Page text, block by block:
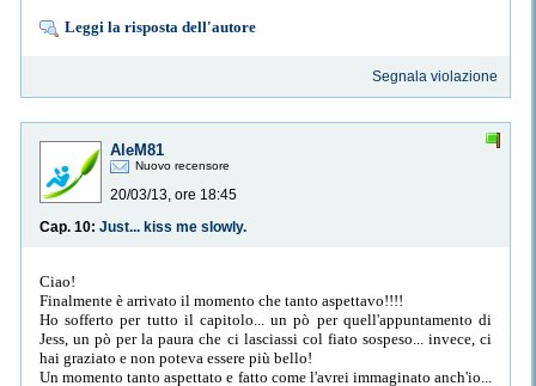
Leggi la risposta dell'autore
Segnala violazione
AleM81
Nuovo recensore
20/03/13, ore 18:45
Cap. 10: Just... kiss me slowly.
Ciao!
Finalmente è arrivato il momento che tanto aspettavo!!!!
Ho sofferto per tutto il capitolo... un pò per quell'appuntamento di
Jess, un pò per la paura che ci lasciassi col fiato sospeso... invece, ci
hai graziato e non poteva essere più bello!
Un momento tanto aspettato e fatto come l'avrei immaginato anch'io...